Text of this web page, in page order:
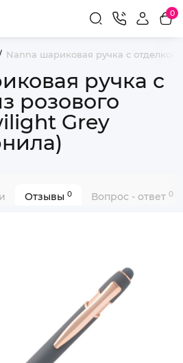
0
Nanna шариковая ручка с отделкой
ручка с
розового
Grey
Отзывы 0 Вопрос - ответ 0